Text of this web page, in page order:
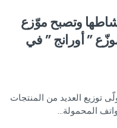
وتصبح موّزع
” أورانج ” في
توزيع العديد من المنتجات
المحمولة…